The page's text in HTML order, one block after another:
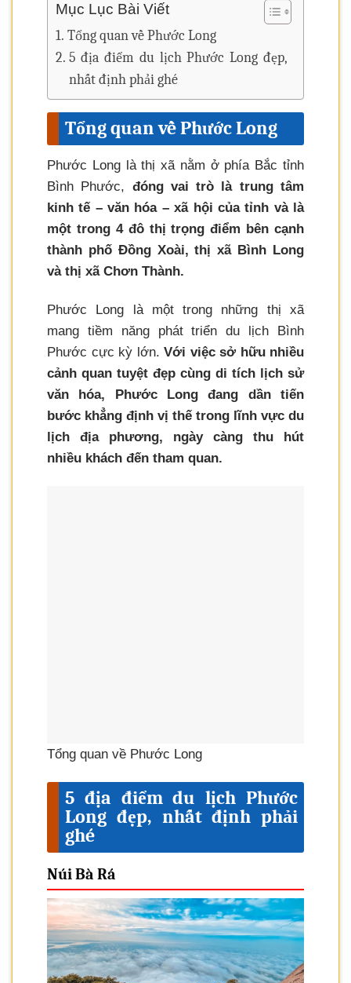
Mục Lục Bài Viết
Tổng quan về Phước Long
5 địa điểm du lịch Phước Long đẹp,
nhất định phải ghé
Tổng quan về Phước Long
Phước Long là thị xã nằm ở phía Bắc tỉnh
Bình Phước, đóng vai trò là trung tâm
kinh tế – văn hóa – xã hội của tỉnh và là
một trong 4 đô thị trọng điểm bên cạnh
thành phố Đồng Xoài, thị xã Bình Long
và thị xã Chơn Thành.
Phước Long là một trong những thị xã
mang tiềm năng phát triển du lịch Bình
Phước cực kỳ lớn. Với việc sở hữu nhiều
cảnh quan tuyệt đẹp cùng di tích lịch sử
văn hóa, Phước Long đang dần tiến
bước khẳng định vị thế trong lĩnh vực du
lịch địa phương, ngày càng thu hút
nhiều khách đến tham quan.
Tổng quan về Phước Long
5 địa điểm du lịch Phước
Long đẹp, nhất định phải
ghé
Núi Bà Rá